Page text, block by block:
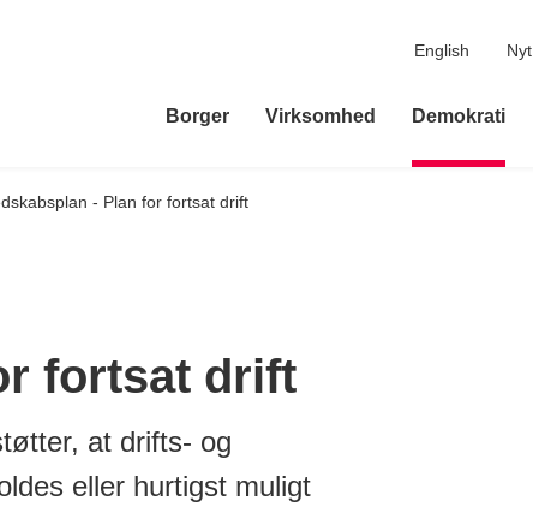
English Nyt
Borger Virksomhed Demokrati
- Plan for fortsat drift
fortsat drift
at drifts- og
eller hurtigst muligt